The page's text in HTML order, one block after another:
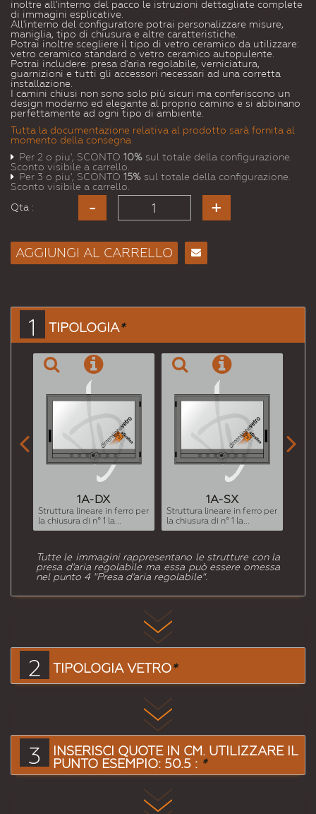
inoltre all'interno del pacco le istruzioni dettagliate complete
di immagini esplicative.
All'interno del configuratore potrai personalizzare misure,
maniglia, tipo di chiusura e altre caratteristiche.
Potrai inoltre scegliere il tipo di vetro ceramico da utilizzare:
vetro ceramico standard o vetro ceramico autopulente.
Potrai includere: presa d'aria regolabile, verniciatura,
guarnizioni e tutti gli accessori necessari ad una corretta
installazione.
I camini chiusi non sono solo più sicuri ma conferiscono un
design moderno ed elegante al proprio camino e si abbinano
perfettamente ad ogni tipo di ambiente.
Tutta la documentazione relativa al prodotto sarà fornita al
momento della consegna
Per 2 o piu', SCONTO 10% sul totale della configurazione.
Sconto visibile a carrello.
Per 3 o piu', SCONTO 15% sul totale della configurazione.
Sconto visibile a carrello.
Qta :
AGGIUNGI AL CARRELLO
1 TIPOLOGIA*
1A-DX
Struttura lineare in ferro per
la chiusura di n° 1 la...
1A-SX
Struttura lineare in ferro per
la chiusura di n° 1 la...
 
Tutte le immagini rappresentano le strutture con la
presa d'aria regolabile ma essa può essere omessa
nel punto 4 "Presa d'aria regolabile".
2 TIPOLOGIA VETRO*
3
INSERISCI QUOTE IN CM. UTILIZZARE IL
PUNTO ESEMPIO: 50.5 : *